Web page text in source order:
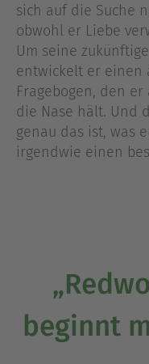
sich auf die Suche
obwohl er Liebe
Um seine
entwickelt er einen
Fragebogen, den
die Nase hält. Und
genau das ist, was
irgendwie einen
beginnt